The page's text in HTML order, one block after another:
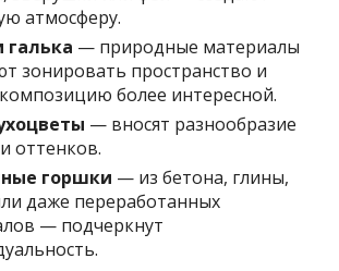
атмосферу.
галька — природные материалы
зонировать пространство и
более интересной.
— вносят разнообразие
оттенков.
горшки — из бетона, глины,
даже переработанных
— подчеркнут